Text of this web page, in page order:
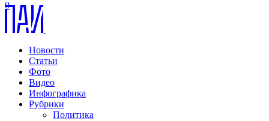
Новости
Статьи
Фото
Видео
Инфографика
Рубрики
Политика
0